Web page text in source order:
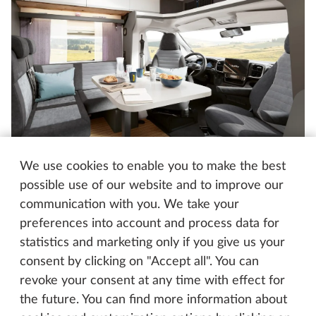
We use cookies to enable you to make the best
possible use of our website and to improve our
communication with you. We take your
preferences into account and process data for
statistics and marketing only if you give us your
consent by clicking on "Accept all". You can
revoke your consent at any time with effect for
the future. You can find more information about
PRESTIGE T
Elegantní polointegrovaný vůz
Modelová řada PRESTIGE se pro novou sezonu
dočkala rozsáhlé modernizace. Dostala
přepracované řešení nábytku v celém obytném
prostoru i v kuchyni. Nepřerušované nástěnné
skříňky s nepřímým osvětlením, zarovnanými liniemi